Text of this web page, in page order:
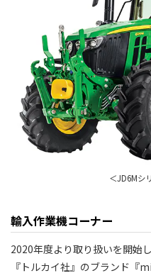
＜JD6Mシ
輸入作業機コーナー
2020年度より取り扱いを開始
『トルカイ社』のブランド『